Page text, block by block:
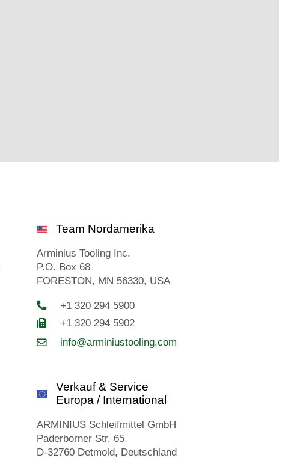
Team Nordamerika
Arminius Tooling Inc.
P.O. Box 68
FORESTON, MN 56330, USA
+1 320 294 5900
+1 320 294 5902
info@arminiustooling.com
Verkauf & Service
Europa / International
ARMINIUS Schleifmittel GmbH
Paderborner Str. 65
D-32760 Detmold, Deutschland